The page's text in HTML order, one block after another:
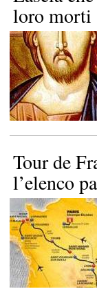
loro morti
Tour de
l’elenco